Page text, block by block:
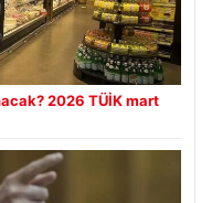
2026 TÜİK mart